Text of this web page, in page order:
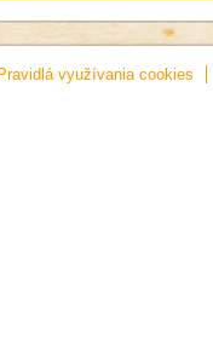
Pravidlá využívania cookies